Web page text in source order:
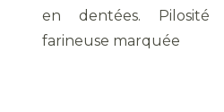
en dentées. Pilosité
farineuse marquée